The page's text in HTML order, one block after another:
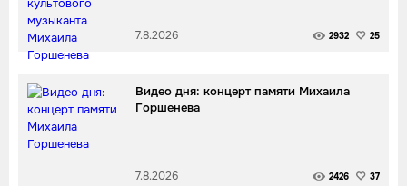
7.8.2026 2932 25
Видео дня: концерт памяти Михаила
Горшенева
7.8.2026 2426 37